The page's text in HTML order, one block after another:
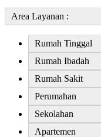
Area Layanan :
Rumah Tinggal
Rumah Ibadah
Rumah Sakit
Perumahan
Sekolahan
Apartemen